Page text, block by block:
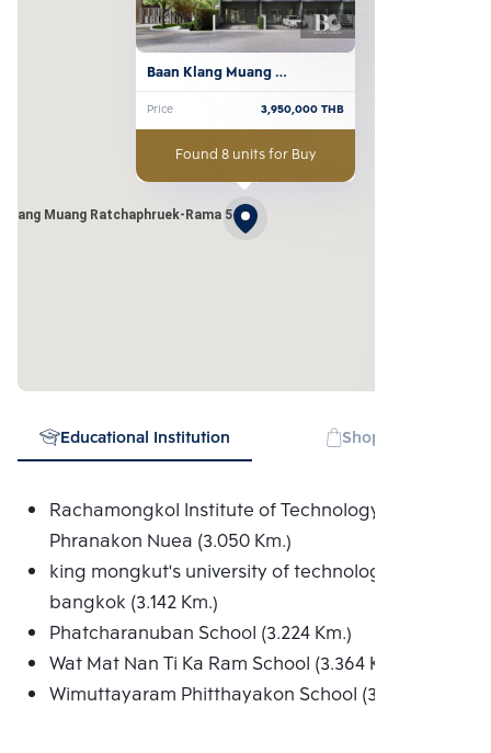
Klang Muang Ratchaphruek-Rama 5
Baan Klang Muang
Ratchaphruek-Rama 5
Price 3,950,000 THB
Found 8 units for Buy
Educational Institution Shopping mall
Rachamongkol Institute of Technology
Phranakon Nuea (3.050 Km.)
king mongkut's university of technology north
bangkok (3.142 Km.)
Phatcharanuban School (3.224 Km.)
Wat Mat Nan Ti Ka Ram School (3.364 Km.)
Wimuttayaram Phitthayakon School (3.553 Km.)